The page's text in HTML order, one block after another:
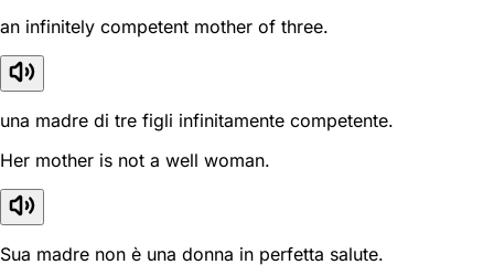
an infinitely competent mother of three.
una madre di tre figli infinitamente competente.
Her mother is not a well woman.
Sua madre non è una donna in perfetta salute.